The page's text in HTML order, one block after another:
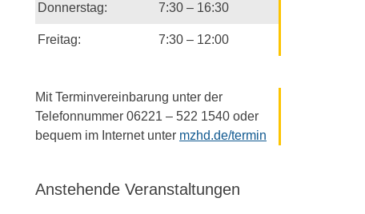
Donnerstag: 7:30 – 16:30
Freitag: 7:30 – 12:00
Mit Terminvereinbarung unter der
Telefonnummer 06221 – 522 1540 oder
bequem im Internet unter mzhd.de/termin
Anstehende Veranstaltungen